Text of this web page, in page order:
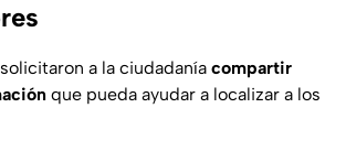
a la ciudadanía compartir
que pueda ayudar a localizar a los